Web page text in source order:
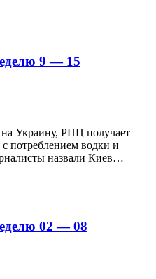
9 — 15
Украину, РПЦ получает
потреблением водки и
назвали Киев…
02 — 08